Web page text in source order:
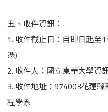
五、收件資訊：
1. 收件截止日：自即日起至
憑)
2. 收件人：國立東華大學資
3. 收件地址：974003花蓮
程學系